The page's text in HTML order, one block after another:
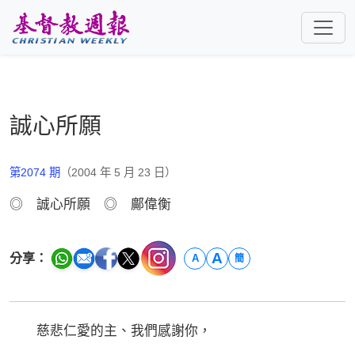
誠心所願
第2074 期 （2004 年 5 月 23 日）
◎ 誠心所願 ◎ 鄺偉衡
分享： A A 簡
慈悲仁愛的主、我們感謝你，